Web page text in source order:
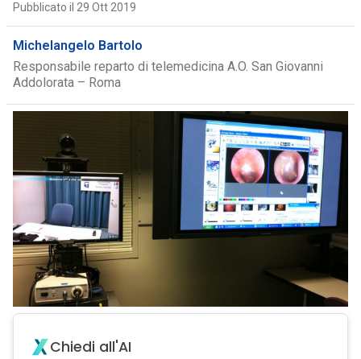
Pubblicato il 29 Ott 2019
Michelangelo Bartolo
Responsabile reparto di telemedicina A.O. San Giovanni
Addolorata – Roma
Chiedi all'AI